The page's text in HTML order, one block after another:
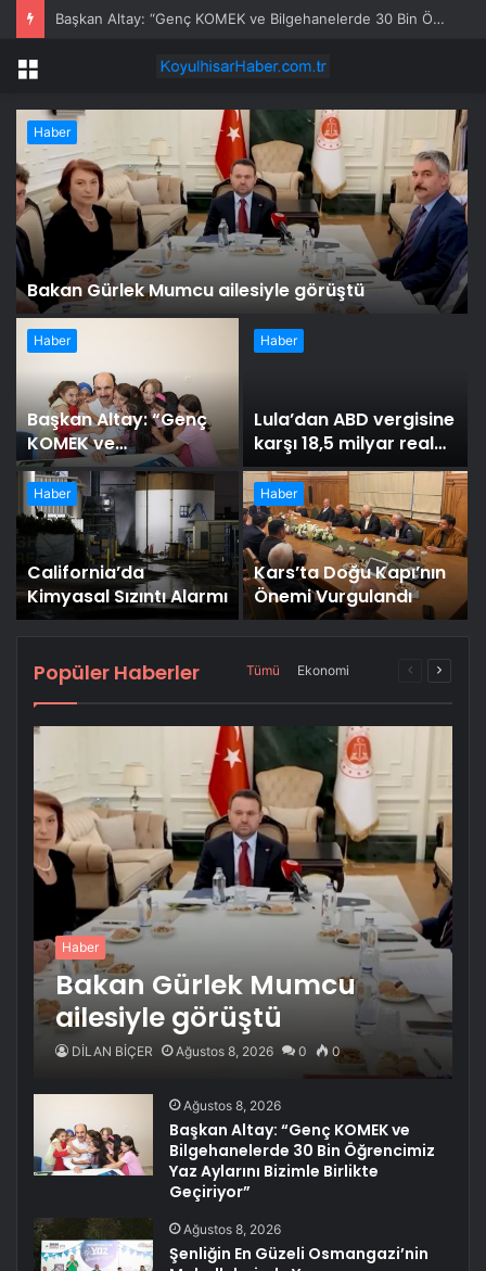
Başkan Altay: “Genç KOMEK ve Bilgehanelerde 30 Bin Öğrencimiz Yaz Aylarını Bizimle Birlikte Geçiriyor”
Menü
Haber
Bakan Gürlek Mumcu ailesiyle görüştü
Haber
Başkan Altay: “Genç
KOMEK ve
Bilgehanelerde 30 Bin
Öğrencimiz Yaz
Aylarını Bizimle Birlikte
Geçiriyor”
Haber
Lula’dan ABD vergisine
karşı 18,5 milyar real
kredi
Haber
California’da
Kimyasal Sızıntı Alarmı
Haber
Kars’ta Doğu Kapı’nın
Önemi Vurgulandı
Popüler Haberler Tümü Ekonomi
ÖncekiSonraki
Haber
Bakan Gürlek Mumcu
ailesiyle görüştü
DİLAN BİÇER Ağustos 8, 2026 0 0
Ağustos 8, 2026
Başkan Altay: “Genç KOMEK ve
Bilgehanelerde 30 Bin Öğrencimiz
Yaz Aylarını Bizimle Birlikte
Geçiriyor”
Ağustos 8, 2026
Şenliğin En Güzeli Osmangazi’nin